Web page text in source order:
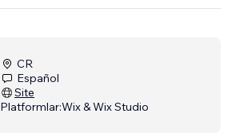
CR
Español
Site
Platformlar:Wix & Wix Studio